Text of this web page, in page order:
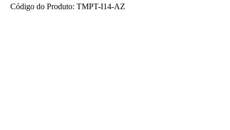
Código do Produto: TMPT-I14-AZ